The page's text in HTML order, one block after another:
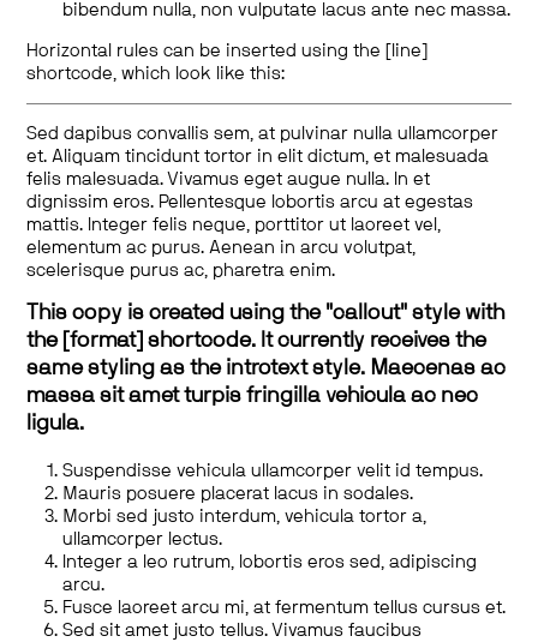
bibendum nulla, non vulputate lacus ante nec massa.
Horizontal rules can be inserted using the [line]
shortcode, which look like this:
Sed dapibus convallis sem, at pulvinar nulla ullamcorper
et. Aliquam tincidunt tortor in elit dictum, et malesuada
felis malesuada. Vivamus eget augue nulla. In et
dignissim eros. Pellentesque lobortis arcu at egestas
mattis. Integer felis neque, porttitor ut laoreet vel,
elementum ac purus. Aenean in arcu volutpat,
scelerisque purus ac, pharetra enim.
This copy is created using the "callout" style with
the [format] shortcode. It currently receives the
same styling as the introtext style. Maecenas ac
massa sit amet turpis fringilla vehicula ac nec
ligula.
Suspendisse vehicula ullamcorper velit id tempus.
Mauris posuere placerat lacus in sodales.
Morbi sed justo interdum, vehicula tortor a,
ullamcorper lectus.
Integer a leo rutrum, lobortis eros sed, adipiscing
arcu.
Fusce laoreet arcu mi, at fermentum tellus cursus et.
Sed sit amet justo tellus. Vivamus faucibus